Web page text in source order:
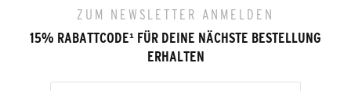
ZUM NEWSLETTER ANMELDEN
15% RABATTCODE¹ FÜR DEINE NÄCHSTE BESTELLUNG
ERHALTEN